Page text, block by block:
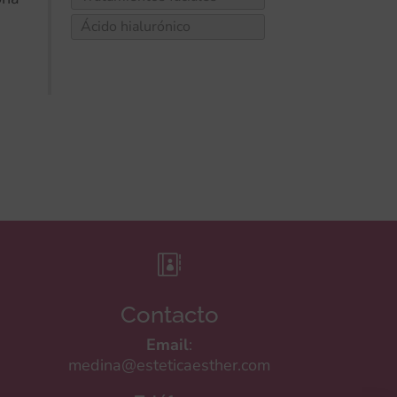
Ácido hialurónico

Contacto
Email:
medina@esteticaesther.com